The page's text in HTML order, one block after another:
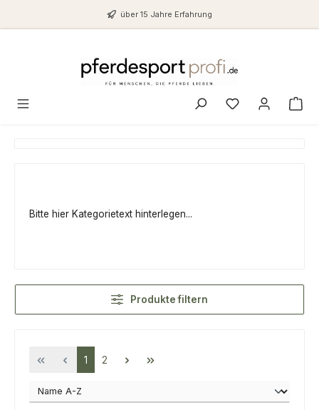
Zum Hauptinhalt springenüber 15 Jahre Erfahrung
Du hast 0
Bitte hier Kategorietext hinterlegen...
Produkte filtern
Seite
1 Seite
2